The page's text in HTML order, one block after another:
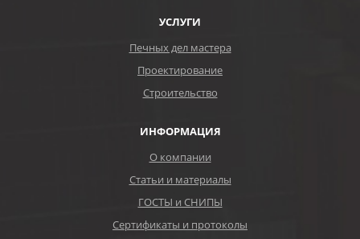
УСЛУГИ
Печных дел мастера
Проектирование
Строительство
ИНФОРМАЦИЯ
О компании
Статьи и материалы
ГОСТЫ и СНИПЫ
Сертификаты и протоколы